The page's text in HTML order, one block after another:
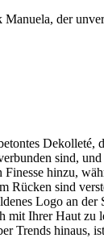
der
Dekolleté,
sind,
hinzu,
sind
Logo an der
Ihrer Haut
Trends hinaus,